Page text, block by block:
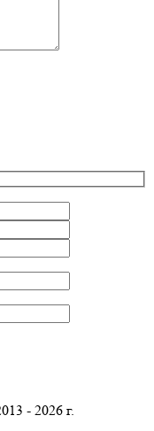
- 2026 г.